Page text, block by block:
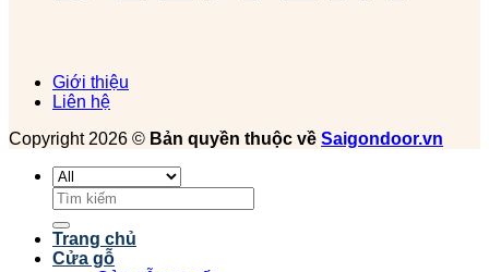
Giới thiệu
Liên hệ
Copyright 2026 © Bản quyền thuộc về Saigondoor.vn
Tìm
kiếm:
Trang chủ
Cửa gỗ